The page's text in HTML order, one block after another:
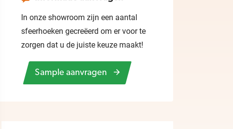
In onze showroom zijn een aantal
sfeerhoeken gecreëerd om er voor te
zorgen dat u de juiste keuze maakt!
Sample aanvragen